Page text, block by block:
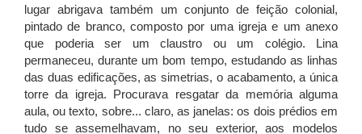
lugar abrigava também um conjunto de feição colonial,
pintado de branco, composto por uma igreja e um anexo
que poderia ser um claustro ou um colégio. Lina
permaneceu, durante um bom tempo, estudando as linhas
das duas edificações, as simetrias, o acabamento, a única
torre da igreja. Procurava resgatar da memória alguma
aula, ou texto, sobre... claro, as janelas: os dois prédios em
tudo se assemelhavam, no seu exterior, aos modelos